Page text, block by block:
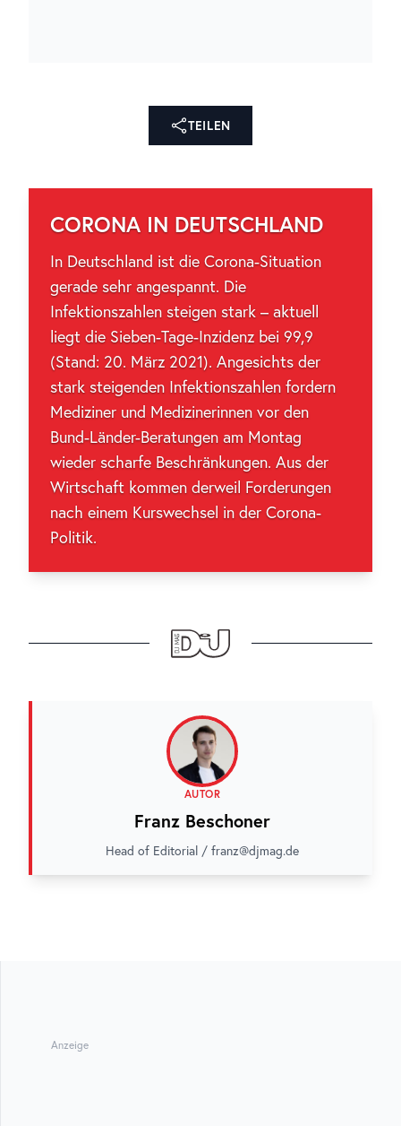
TEILEN
CORONA IN DEUTSCHLAND
In Deutschland ist die Corona-Situation
gerade sehr angespannt. Die
Infektionszahlen steigen stark – aktuell
liegt die Sieben-Tage-Inzidenz bei 99,9
(Stand: 20. März 2021). Angesichts der
stark steigenden Infektionszahlen fordern
Mediziner und Medizinerinnen vor den
Bund-Länder-Beratungen am Montag
wieder scharfe Beschränkungen. Aus der
Wirtschaft kommen derweil Forderungen
nach einem Kurswechsel in der Corona-
Politik.
AUTOR
Franz Beschoner
Head of Editorial / franz@djmag.de
Anzeige